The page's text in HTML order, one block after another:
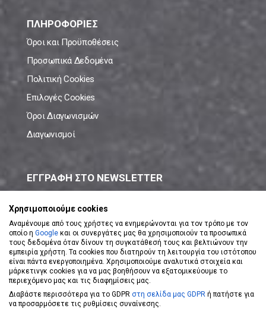
ΠΛΗΡΟΦΟΡΙΕΣ
Όροι και Προϋποθέσεις
Προσωπικά Δεδομένα
Πολιτική Cookies
Επιλογές Cookies
Όροι Διαγωνισμών
Διαγωνισμοί
ΕΓΓΡΑΦΗ ΣΤΟ NEWSLETTER
ΕΓΓΡΑΦΗ ΣΤΟ NEWSLETTER
Αποδέχομαι τουςΌρους Χρήσης
Χρησιμοποιούμε cookies
Αναμένουμε από τους χρήστες να ενημερώνονται για τον τρόπο με τον
οποίο η Google και οι συνεργάτες μας θα χρησιμοποιούν τα προσωπικά
τους δεδομένα όταν δίνουν τη συγκατάθεσή τους και βελτιώνουν την
εμπειρία χρήστη. Τα cookies που διατηρούν τη λειτουργία του ιστότοπου
είναι πάντα ενεργοποιημένα. Χρησιμοποιούμε αναλυτικά στοιχεία και
μάρκετινγκ cookies για να μας βοηθήσουν να εξατομικεύουμε το
περιεχόμενο μας και τις διαφημίσεις μας.
Διαβάστε περισσότερα για το GDPR στη σελίδα μας GDPR ή πατήστε για
να προσαρμόσετε τις ρυθμίσεις συναίνεσης.